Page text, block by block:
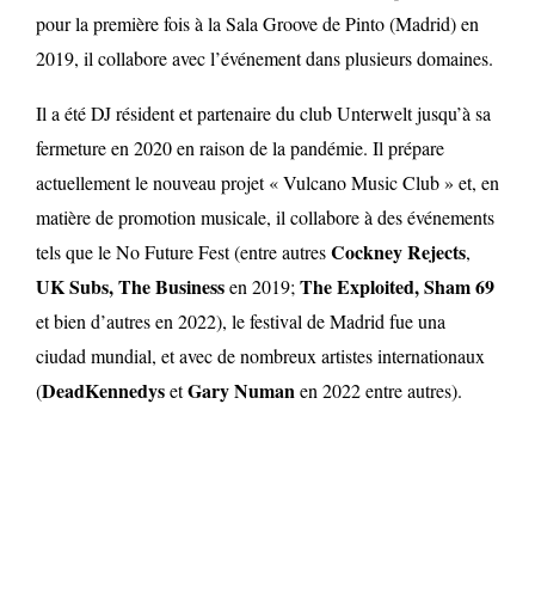
pour la première fois à la Sala Groove de Pinto (Madrid) en
2019, il collabore avec l’événement dans plusieurs domaines.
Il a été DJ résident et partenaire du club Unterwelt jusqu’à sa
fermeture en 2020 en raison de la pandémie. Il prépare
actuellement le nouveau projet « Vulcano Music Club » et, en
matière de promotion musicale, il collabore à des événements
tels que le No Future Fest (entre autresCockney Rejects,
UK Subs, The Businessen 2019; The Exploited, Sham 69
et bien d’autres en 2022), le festival de Madrid fue una
ciudad mundial, et avec de nombreux artistes internationaux
(DeadKennedysetGary Numanen 2022 entre autres).